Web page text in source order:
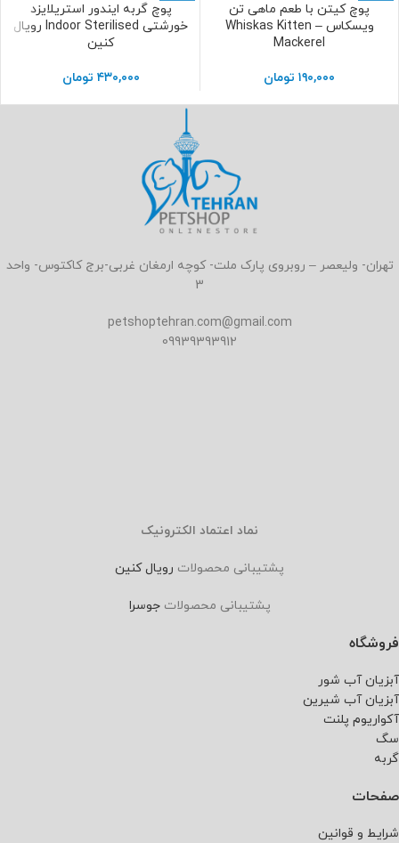
پوچ کیتن با طعم ماهی تن
ویسکاس – Whiskas Kitten
Mackerel
۱۹۰,۰۰۰ تومان
پوچ گربه ایندور استریلایزد
خورشتی Indoor Sterilised رویال
کنین
۴۳۰,۰۰۰ تومان
تهران- ولیعصر – روبروی پارک ملت- کوچه ارمغان غربی-برج کاکتوس- واحد
3
petshoptehran.com@gmail.com
09939393912
نماد اعتماد الکترونیک
پشتیبانی محصولات رویال کنین
پشتیبانی محصولاتجوسرا
فروشگاه
آبزیان آب شور
آبزیان آب شیرین
آکواریوم پلنت
سگ
گربه
صفحات
شرایط و قوانین